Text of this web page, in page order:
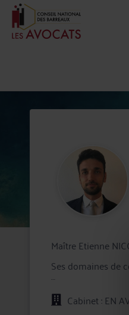
Maître Etienne
Ses domaines de
Cabinet : EN